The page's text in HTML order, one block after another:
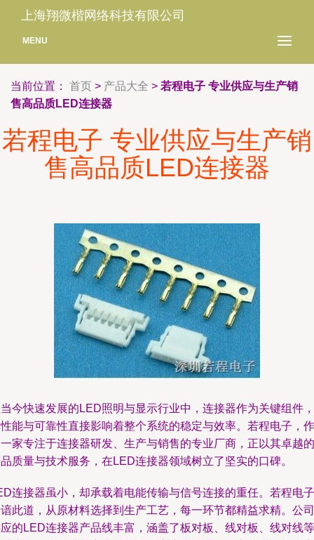
上海翔微楷网络科技有限公司
MENU
当前位置： 首页 > 产品大全 > 若程电子 专业供应与生产销
售高品质LED连接器
若程电子 专业供应与生产销
售高品质LED连接器
今快速发展的LED照明与显示行业中，连接器作为关键组件，
能与可靠性直接影响着整个系统的稳定与效率。若程电子，作
家专注于连接器研发、生产与销售的专业厂商，正以其卓越的
质量与技术服务，在LED连接器领域树立了坚实的口碑。
连接器虽小，却承载着电能传输与信号连接的重任。若程电子
此道，从原材料选择到生产工艺，每一环节都精益求精。公司
的LED连接器产品线丰富，涵盖了板对板、线对板、线对线等